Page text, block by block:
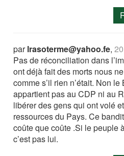
parlrasoterme@yahoo.fe,
Pas de réconciliation dans
ont déjà fait des morts nous
comme s’il rien n’était. Non le
appartient pas au CDP ni au
libérer des gens qui ont volé
ressources du Pays. Ce
coûte que coûte .Si le peuple
c’est pas lui.